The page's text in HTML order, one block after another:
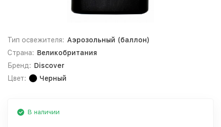
Тип освежителя: Аэрозольный (баллон)
Страна: Великобритания
Бренд: Discover
Цвет:
Черный
В наличии